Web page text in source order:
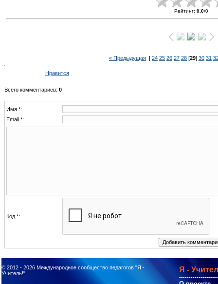
Рейтинг: 0.0/0
« Предыдущая | 24 25 26 27 28 [29] 30 31
Нравится
Всего комментариев: 0
Имя *:
Email *:
Код *:
© 2012 - 2026 Международное сообщество педагогов "Я -
Учитель!"
Я -